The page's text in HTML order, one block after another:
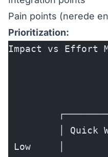
Pain points (nerede
Prioritization:
Impact vs Effort
│ Quick
Low     │